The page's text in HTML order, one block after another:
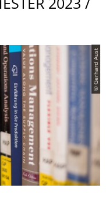
2023 /
© Gerhard Aust